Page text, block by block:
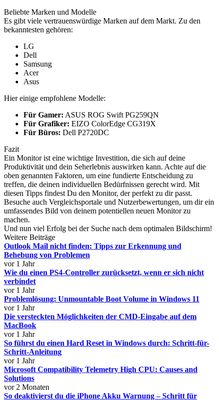
Beliebte Marken und Modelle
Es gibt viele vertrauenswürdige Marken auf dem Markt. Zu den
bekanntesten gehören:
LG
Dell
Samsung
Acer
Asus
Hier einige empfohlene Modelle:
Für Gamer: ASUS ROG Swift PG259QN
Für Grafiker: EIZO ColorEdge CG319X
Für Büros: Dell P2720DC
Fazit
Ein Monitor ist eine wichtige Investition, die sich auf deine
Produktivität und dein Seherlebnis auswirken kann. Achte auf die
oben genannten Faktoren, um eine fundierte Entscheidung zu
treffen, die deinen individuellen Bedürfnissen gerecht wird. Mit
diesen Tipps findest Du den Monitor, der perfekt zu dir passt.
Besuche auch Vergleichsportale und Nutzerbewertungen, um dir ein
umfassendes Bild von deinem potentiellen neuen Monitor zu
machen.
Und nun viel Erfolg bei der Suche nach dem optimalen Bildschirm!
Weitere Beiträge
Outlook Mail nicht finden: Tipps zur Erkennung und
Behebung von Problemen
vor 1 Jahr
Wie du einen PS4-Controller zurücksetzt, wenn er sich nicht
verbindet
vor 1 Jahr
Problemlösung: Unmountable Boot Volume in Windows 11
vor 1 Jahr
Die versteckten Möglichkeiten der CMD-Eingabe auf dem
MacBook
vor 1 Jahr
So führst du einen Hard Reset in Windows durch: Schritt-für-
Schritt-Anleitung
vor 1 Jahr
Microsoft Compatibility Telemetry High CPU: Causes and
Solutions
vor 2 Monaten
So deaktivierst du die iPhone Akku Warnung – Schritt für